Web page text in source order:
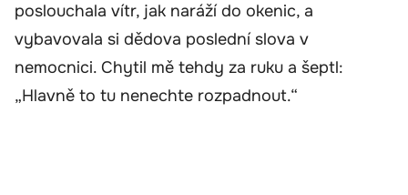
poslouchala vítr, jak naráží do okenic, a
vybavovala si dědova poslední slova v
nemocnici. Chytil mě tehdy za ruku a šeptl:
„Hlavně to tu nenechte rozpadnout.“